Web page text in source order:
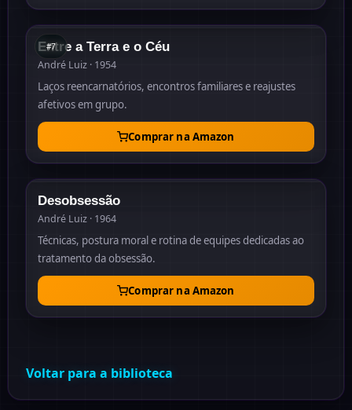
1954
#7
Entre a Terra e o Céu
André Luiz · 1954
Laços reencarnatórios, encontros familiares e reajustes
afetivos em grupo.
Comprar na Amazon
1964
Desobsessão
André Luiz · 1964
Técnicas, postura moral e rotina de equipes dedicadas ao
tratamento da obsessão.
Comprar na Amazon
Voltar para a biblioteca